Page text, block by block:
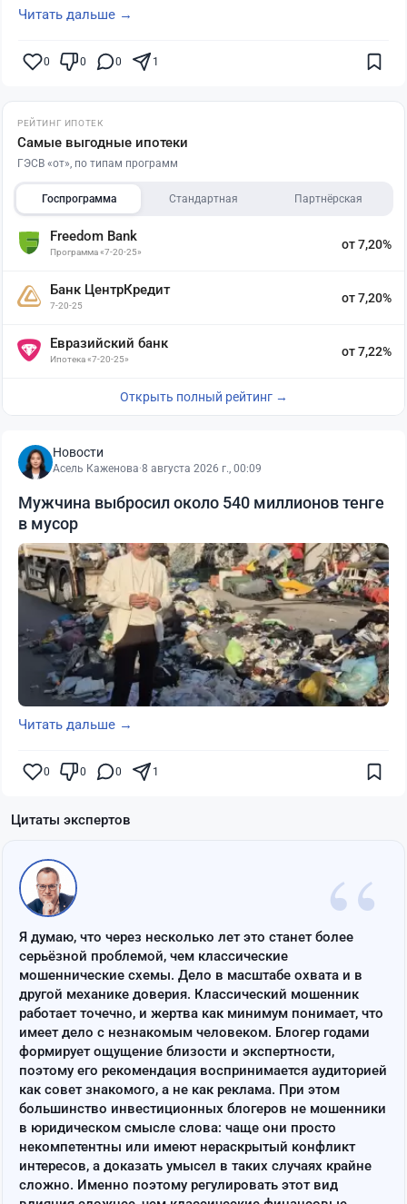
Читать дальше →
0 0 0 1
РЕЙТИНГ ИПОТЕК
Самые выгодные ипотеки
ГЭСВ «от», по типам программ
Госпрограмма Стандартная Партнёрская
Freedom Bank
Программа «7-20-25»
от 7,20%
Банк ЦентрКредит
7-20-25
от 7,20%
Евразийский банк
Ипотека «7-20-25»
от 7,22%
Открыть полный рейтинг →
Новости
Асель Каженова·8 августа 2026 г., 00:09
Мужчина выбросил около 540 миллионов тенге
в мусор
Читать дальше →
0 0 0 1
Цитаты экспертов
“
Я думаю, что через несколько лет это станет более
серьёзной проблемой, чем классические
мошеннические схемы. Дело в масштабе охвата и в
другой механике доверия. Классический мошенник
работает точечно, и жертва как минимум понимает, что
имеет дело с незнакомым человеком. Блогер годами
формирует ощущение близости и экспертности,
поэтому его рекомендация воспринимается аудиторией
как совет знакомого, а не как реклама. При этом
большинство инвестиционных блогеров не мошенники
в юридическом смысле слова: чаще они просто
некомпетентны или имеют нераскрытый конфликт
интересов, а доказать умысел в таких случаях крайне
сложно. Именно поэтому регулировать этот вид